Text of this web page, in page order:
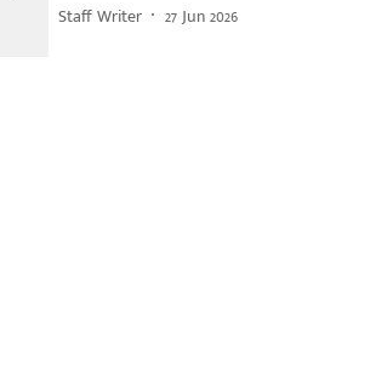
Staff Writer 27 Jun 2026